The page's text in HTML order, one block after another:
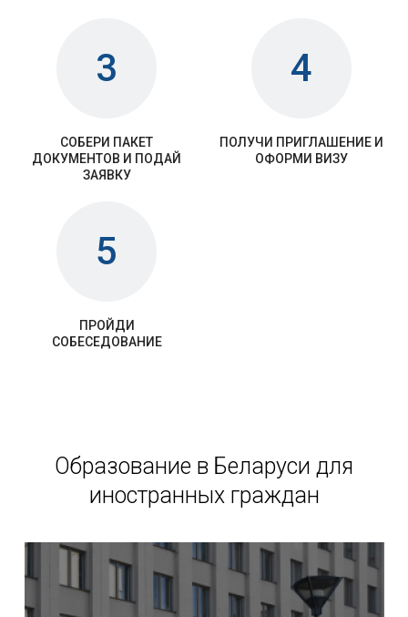
3
СОБЕРИ ПАКЕТ
ДОКУМЕНТОВ И ПОДАЙ
ЗАЯВКУ
4
ПОЛУЧИ ПРИГЛАШЕНИЕ И
ОФОРМИ ВИЗУ
5
ПРОЙДИ
СОБЕСЕДОВАНИЕ
Образование в Беларуси для
иностранных граждан